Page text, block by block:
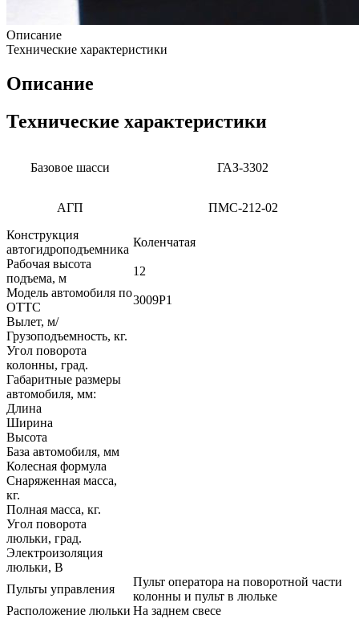
Описание
Технические характеристики
Описание
Технические характеристики
Базовое шасси ГАЗ-3302
АГП
ПМС-212-02
Конструкция
автогидроподъемника
Коленчатая
Рабочая высота
подъема, м
12
Модель автомобиля по
ОТТС
3009P1
Вылет, м/
Грузоподъемность, кг.
Угол поворота
колонны, град.
Габаритные размеры
автомобиля, мм:
Длина
Ширина
Высота
База автомобиля, мм
Колесная формула
Снаряженная масса,
кг.
Полная масса, кг.
Угол поворота
люльки, град.
Электроизоляция
люльки, В
Пульты управления
Пульт оператора на поворотной части
колонны и пульт в люльке
Расположение люльки На заднем свесе